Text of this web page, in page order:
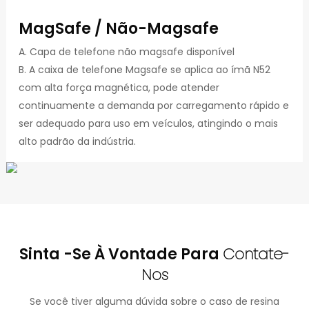
MagSafe / Não-Magsafe
A. Capa de telefone não magsafe disponível
B. A caixa de telefone Magsafe se aplica ao ímã N52
com alta força magnética, pode atender
continuamente a demanda por carregamento rápido e
ser adequado para uso em veículos, atingindo o mais
alto padrão da indústria.
Sinta -se À Vontade Para Contate-
Nos
Se você tiver alguma dúvida sobre o caso de resina